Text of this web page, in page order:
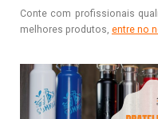
Conte com profissionais
melhores produtos, entre no